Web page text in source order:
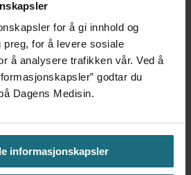
for å gi innhold og
preg, for å levere sosiale
å analysere trafikken vår. Ved å
godtar du
Dagens Medisin.
informasjonskapsler
en stund kom det
at han døgnet før
drukket 25 vodka
Bull
4 dager siden
i 18 år – får
2 dager siden